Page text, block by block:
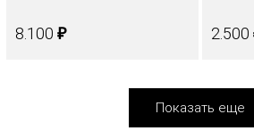
8.100 ₽ 2.500
Показать еще